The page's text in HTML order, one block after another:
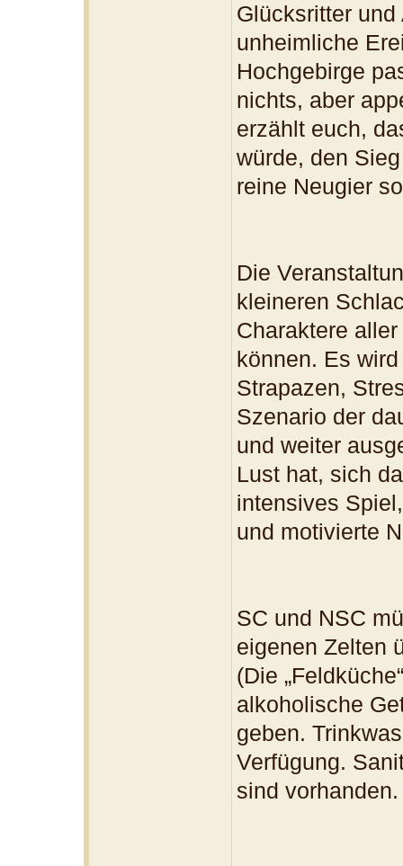
Glücksritter
unheimliche
Hochgebirge
nichts, aber
erzählt euch,
würde, den
reine Neugier
Die
kleineren
Charaktere
können. Es
Strapazen,
Szenario der
und weiter
Lust hat, sich
intensives
und motivierte
SC und NSC
eigenen Zelten
(Die
alkoholische
geben.
Verfügung.
sind vorhanden.